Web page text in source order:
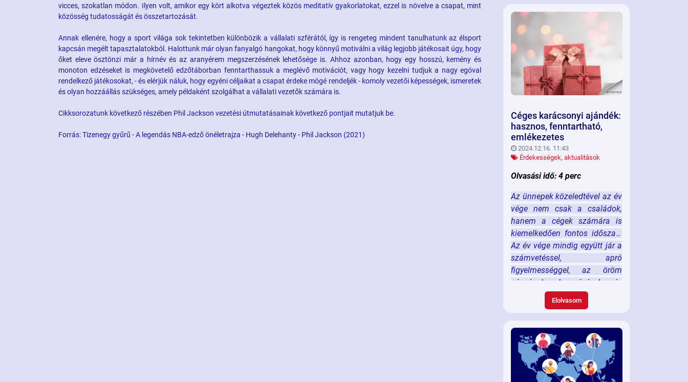
vicces, szokatlan módon. Ilyen volt, amikor egy kört alkotva végeztek közös meditatív gyakorlatokat, ezzel is növelve a csapat, mint
közösség tudatosságát és összetartozását.
Annak ellenére, hogy a sport világa sok tekintetben különbözik a vállalati szférától, így is rengeteg mindent tanulhatunk az élsport
kapcsán megélt tapasztalatokból. Halottunk már olyan fanyalgó hangokat, hogy könnyű motiválni a világ legjobb játékosait úgy, hogy
őket eleve ösztönzi már a hírnév és az aranyérem megszerzésének lehetősége is. Ahhoz azonban, hogy egy hosszú, kemény és
monoton edzéseket is megkövetelő edzőtáborban fenntarthassuk a meglévő motivációt, vagy hogy kezelni tudjuk a nagy egóval
rendelkező játékosokat, - és elérjük náluk, hogy egyéni céljaikat a csapat érdeke mögé rendeljék - komoly vezetői képességek, ismeretek
és olyan hozzáállás szükséges, amely példaként szolgálhat a vállalati vezetők számára is.
Cikksorozatunk következő részében Phil Jackson vezetési útmutatásainak következő pontjait mutatjuk be.
Forrás: Tizenegy gyűrű - A legendás NBA-edző önéletrajza - Hugh Delehanty - Phil Jackson (2021)
meghitt pillanatoknak. Ez az
érzés nem csak az
munkahelyi környezetben is
megteremthető. Az alábbi
ötletekkel könnyedén
elhozhatjuk a karácsony
Céges karácsonyi ajándék:
hasznos, fenntartható,
emlékezetes
2024.12.16. 11:43
Érdekességek, aktualitások
Olvasási idő: 4 perc
Az ünnepek közeledtével az év
vége nem csak a családok,
hanem a cégek számára is
kiemelkedően fontos időszak.
Az év vége mindig együtt jár a
számvetéssel, apró
figyelmességgel, az öröm
vágyával, keresésével és
okozásának kívánalmával,
megköszönve ezzel az egész
legyen szó akár a
munkavállalókról, akár az
üzleti partnerekről.
Elolvasom